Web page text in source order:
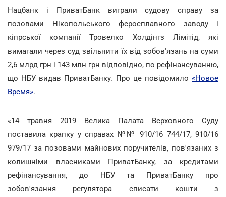
Нацбанк і ПриватБанк виграли судову справу за
позовами Нікопольського феросплавного заводу і
кіпрської компанії Тровелко Холдінгз Лімітід, які
вимагали через суд звільнити їх від зобов'язань на суми
2,6 млрд грн і 143 млн грн відповідно, по рефінансуванню,
що НБУ видав ПриватБанку. Про це повідомило «Новое
Время».
«14 травня 2019 Велика Палата Верховного Суду
поставила крапку у справах №№ 910/16 744/17, 910/16
979/17 за позовами майнових поручителів, пов'язаних з
колишніми власниками ПриватБанку, за кредитами
рефінансування, до НБУ та ПриватБанку про
зобов'язання регулятора списати кошти з